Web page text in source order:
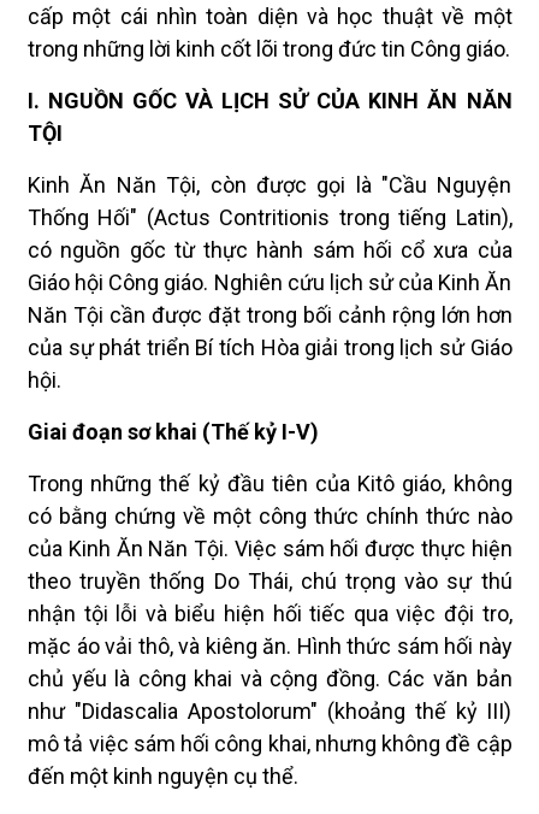
cấp một cái nhìn toàn diện và học thuật về một
trong những lời kinh cốt lõi trong đức tin Công giáo.
I. NGUỒN GỐC VÀ LỊCH SỬ CỦA KINH ĂN NĂN
TỘI
Kinh Ăn Năn Tội, còn được gọi là "Cầu Nguyện
Thống Hối" (Actus Contritionis trong tiếng Latin),
có nguồn gốc từ thực hành sám hối cổ xưa của
Giáo hội Công giáo. Nghiên cứu lịch sử của Kinh Ăn
Năn Tội cần được đặt trong bối cảnh rộng lớn hơn
của sự phát triển Bí tích Hòa giải trong lịch sử Giáo
hội.
Giai đoạn sơ khai (Thế kỷ I-V)
Trong những thế kỷ đầu tiên của Kitô giáo, không
có bằng chứng về một công thức chính thức nào
của Kinh Ăn Năn Tội. Việc sám hối được thực hiện
theo truyền thống Do Thái, chú trọng vào sự thú
nhận tội lỗi và biểu hiện hối tiếc qua việc đội tro,
mặc áo vải thô, và kiêng ăn. Hình thức sám hối này
chủ yếu là công khai và cộng đồng. Các văn bản
như "Didascalia Apostolorum" (khoảng thế kỷ III)
mô tả việc sám hối công khai, nhưng không đề cập
đến một kinh nguyện cụ thể.